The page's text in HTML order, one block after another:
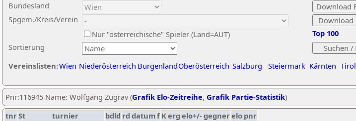
Sortierung
Bundesland
Spgem./Kreis/Verein
Nur "österreichische" Spieler (Land=AUT)
Vereinslisten:Wien Niederösterreich BurgenlandOberösterreich Salzburg Steiermark Kärnten Tirol
Top 100
Pnr:116945 Name: Wolfgang Zugrav (Grafik Elo-Zeitreihe, Grafik Partie-Statistik)
tnrSt turnier bdld rd datumf Kerg elo+/-gegnerelo pnr